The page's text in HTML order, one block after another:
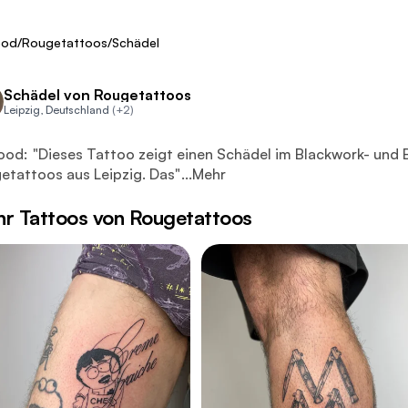
/Rougetattoos/Schädel
Schädel von Rougetattoos
Leipzig, Deutschland (+2)
Tattoo zeigt einen Schädel im Blackwork- und Black &
"Dieses Tattoo zeigt einen Schädel im Blackwork- und
aus Leipzig. Das"...Mehr
Tattoos von Rougetattoos